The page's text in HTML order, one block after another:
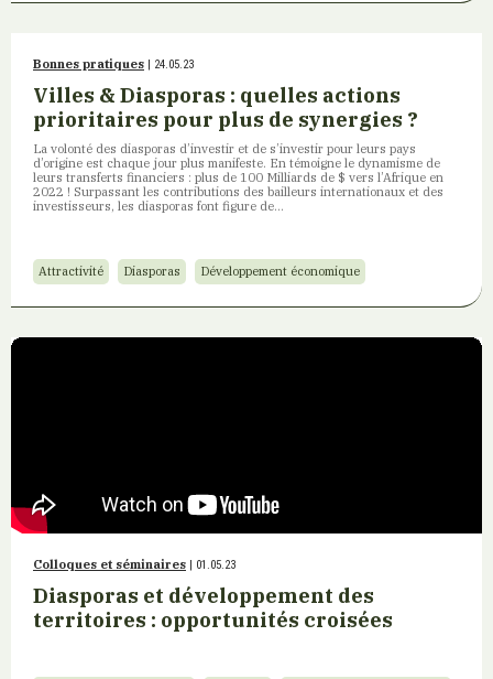
Bonnes pratiques | 24.05.23
Villes & Diasporas : quelles actions
prioritaires pour plus de synergies ?
La volonté des diasporas d’investir et de s’investir pour leurs pays
d’origine est chaque jour plus manifeste. En témoigne le dynamisme de
leurs transferts financiers : plus de 100 Milliards de $ vers l’Afrique en
2022 ! Surpassant les contributions des bailleurs internationaux et des
investisseurs, les diasporas font figure de…
Attractivité Diasporas Développement économique
Colloques et séminaires | 01.05.23
Diasporas et développement des
territoires : opportunités croisées